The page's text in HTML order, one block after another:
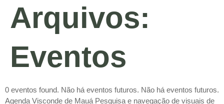
Arquivos:
Eventos
0 eventos found. Não há eventos futuros. Não há eventos futuros.
Agenda Visconde de Mauá Pesquisa e navegação de visuais de